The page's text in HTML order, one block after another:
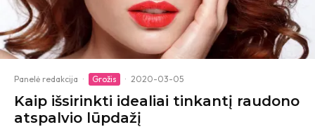
Panelė redakcija · Grožis · 2020-03-05
Kaip išsirinkti idealiai tinkantį raudono
atspalvio lūpdažį